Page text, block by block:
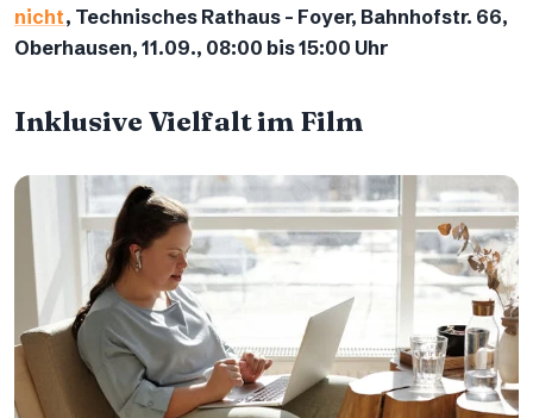
nicht, Technisches Rathaus – Foyer, Bahnhofstr. 66,
Oberhausen, 11.09., 08:00 bis 15:00 Uhr
Inklusive Vielfalt im Film